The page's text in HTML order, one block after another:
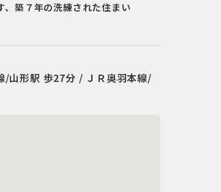
築７年の洗練された住まい
/山形駅 歩27分 / ＪＲ奥羽本線/